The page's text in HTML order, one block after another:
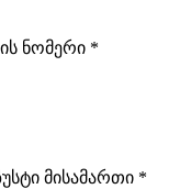
ნომერი *
მისამართი *